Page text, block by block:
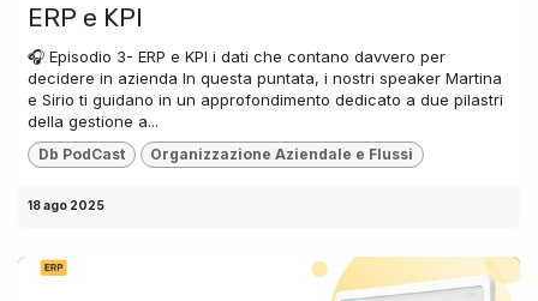
ERP e KPI
🎧 Episodio 3- ERP e KPI i dati che contano davvero per
decidere in azienda In questa puntata, i nostri speaker Martina
e Sirio ti guidano in un approfondimento dedicato a due pilastri
della gestione a...
Db PodCast Organizzazione Aziendale e Flussi
18 ago 2025